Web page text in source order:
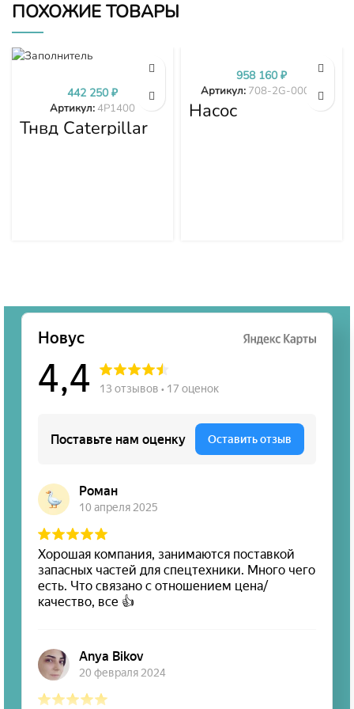
ПОХОЖИЕ ТОВАРЫ
Тнвд Caterpillar
4P1400
Артикул:4P1400
442 250₽
Насос
гидравлики
Артикул: 708-2G-00024
958 160₽